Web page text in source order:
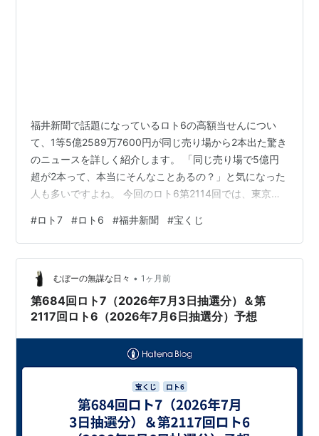
福井新聞で話題になっているロト6の高額当せんについ
て、1等5億2589万7600円が同じ売り場から2本出た驚き
のニュースを詳しく紹介します。 「同じ売り場で5億円
超が2本って、本当にそんなことあるの？」と気になった
人も多いですよね。 今回のロト6第2114回では、東京・
したと報じられています。 この記事では、福井新聞で注
目されたロト6当せんの概要、話題の売り場、ロト7との
違い、福井新聞社や宝くじの基本情報まで分かりやすく
まとめました。 読み終わるころには、今回のニュースの
すごさだけでなく、ロト6やロト7の楽しみ方までイメー
ジしやすくなるはずで…
#ロト7 #ロト6 #福井新聞 #宝くじ
むぼーの無謀な日々 • 1ヶ月前
第684回ロト7（2026年7月3日抽選分）＆第
2117回ロト6（2026年7月6日抽選分）予想